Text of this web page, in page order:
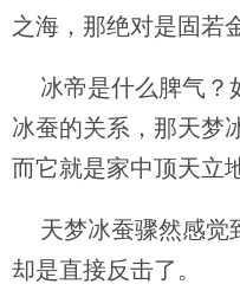
之海，那绝对是固若
冰帝是什么脾气？
冰蚕的关系，那天梦
而它就是家中顶天
天梦冰蚕骤然感觉
却是直接反击了。